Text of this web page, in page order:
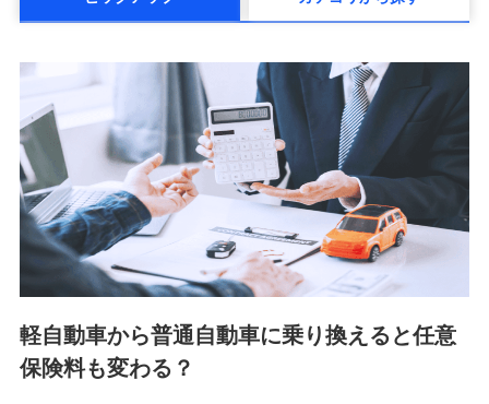
メットライフ生命株式会社(https://www.metlife.co.jp/)
■少額短期保険
株式会社アシロ少額短期保険 (https://kailash.co.jp/)
SBIいきいき少額短期保険会社 (https://www.i-
sedai.com/)
SBIペット少額短期保険株式会社 (https://www.sbipet-
ssi.co.jp/)
SBIリスタ少額短期保険会社
(https://www.jishin.co.jp/)
スマートプラス少額短期保険株式会社
チューリッヒ少額短期保険株式会社
(https://www.zurichssi.co.jp/)
軽自動車から普通自動車に乗り換えると任意
保険料も変わる？